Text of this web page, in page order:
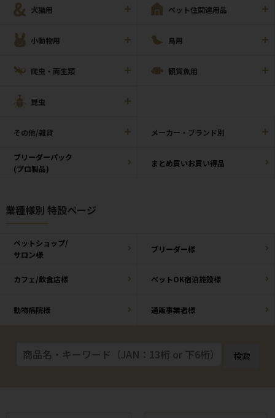
犬猫用 ペット住関連用品
小動物用 鳥用
爬虫・両生類 観賞魚用
昆虫
その他/雑貨 メーカー・ブランド別
ブリーダーパック
(プロ製品)
まとめ買いお買い得品
業種様別 特設ページ
ペットショップ/
サロン様
ブリーダー様
カフェ/飲食店様 ペットOK宿泊施設様
動物病院様 通販事業者様
検索